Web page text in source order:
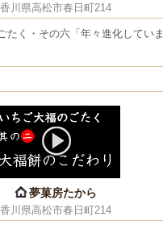
香川県高松市春日町214
たく・その六「年々進化していま
夢菓房たから
香川県高松市春日町214